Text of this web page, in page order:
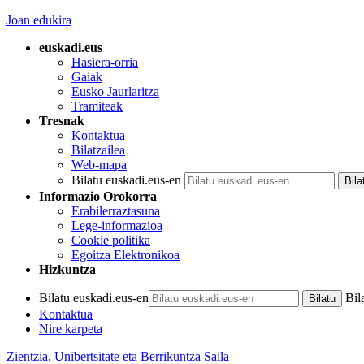
Joan edukira
euskadi.eus
Hasiera-orria
Gaiak
Eusko Jaurlaritza
Tramiteak
Tresnak
Kontaktua
Bilatzailea
Web-mapa
Bilatu euskadi.eus-en
Informazio Orokorra
Erabilerraztasuna
Lege-informazioa
Cookie politika
Egoitza Elektronikoa
Hizkuntza
Bilatu euskadi.eus-en
Kontaktua
Nire karpeta
Zientzia, Unibertsitate eta Berrikuntza Saila